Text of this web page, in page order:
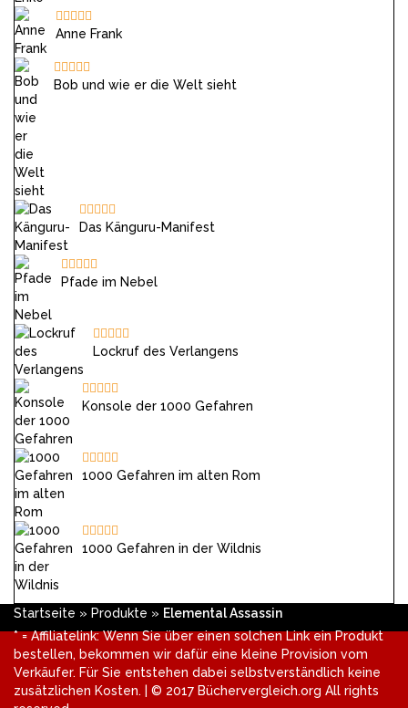
Anne Frank
Bob und wie er die Welt sieht
Das Känguru-Manifest
Pfade im Nebel
Lockruf des Verlangens
Konsole der 1000 Gefahren
1000 Gefahren im alten Rom
1000 Gefahren in der Wildnis
Startseite » Produkte » Elemental Assassin
* = Affiliatelink: Wenn Sie über einen solchen Link ein Produkt
bestellen, bekommen wir dafür eine kleine Provision vom
Verkäufer. Für Sie entstehen dabei selbstverständlich keine
zusätzlichen Kosten. | © 2017 Büchervergleich.org All rights